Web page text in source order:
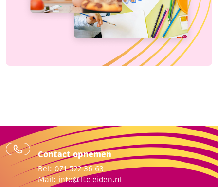
Contact opnemen
Bel: 071 522 36 63
Mail: info@ltcleiden.nl